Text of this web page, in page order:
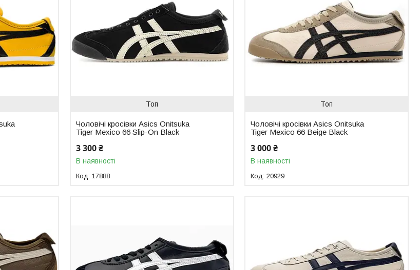
Топ
Чоловічі кросівки Asics Onitsuka
Tiger Mexico 66 Slip-On Black
3 300 ₴
В наявності
17888
Топ
Чоловічі кросівки Asics Onitsuka
Tiger Mexico 66 Beige Black
3 000 ₴
В наявності
20929